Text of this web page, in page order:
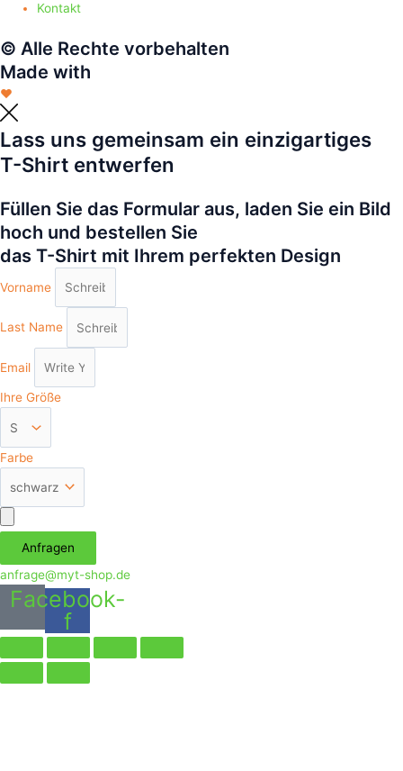
Kontakt
© Alle Rechte vorbehalten
Made with
❤
Lass uns gemeinsam ein einzigartiges
T-Shirt entwerfen
Füllen Sie das Formular aus, laden Sie ein Bild
hoch und bestellen Sie
das T-Shirt mit Ihrem perfekten Design
Vorname
Last Name
Email
Ihre Größe
Farbe
Аnfragen
anfrage@myt-shop.de
Facebook-
f